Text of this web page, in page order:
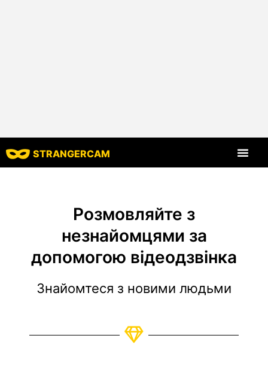
STRANGERCAM
Розмовляйте з
незнайомцями за
допомогою відеодзвінка
Знайомтеся з новими людьми